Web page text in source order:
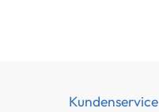
Kundenservice